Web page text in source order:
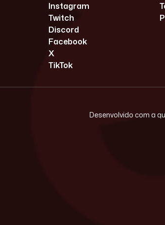
Instagram
Twitch
Discord
Facebook
X
TikTok
Desenvolvido com a